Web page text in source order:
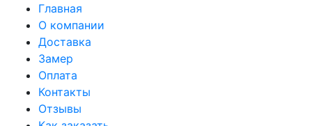
Главная
О компании
Доставка
Замер
Оплата
Контакты
Отзывы